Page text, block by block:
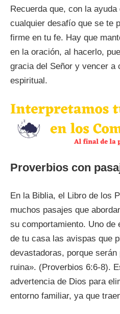
Recuerda que, con la
cualquier desafío que se te
firme en tu fe. Hay que
en la oración, al hacerlo,
gracia del Señor y vencer a
espiritual.
Proverbios con
En la Biblia, el Libro de los
muchos pasajes que
su comportamiento. Uno de
de tu casa las avispas que
devastadoras, porque
ruina». (Proverbios 6:6-8).
advertencia de Dios para
entorno familiar, ya que